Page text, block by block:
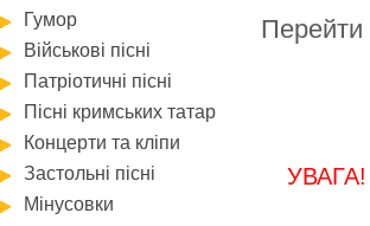
Гумор
Військові пісні
Патріотичні пісні
Пісні кримських татар
Концерти та кліпи
Застольні пісні
Мінусовки
Перейти
УВАГА!